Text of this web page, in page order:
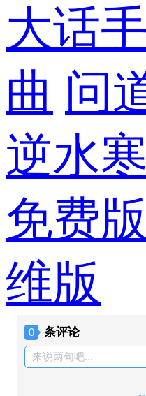
大话
曲 问
逆水寒
免费版
维版
0 条评论
来说两句吧...